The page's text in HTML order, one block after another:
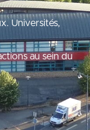
Universités,
au sein du